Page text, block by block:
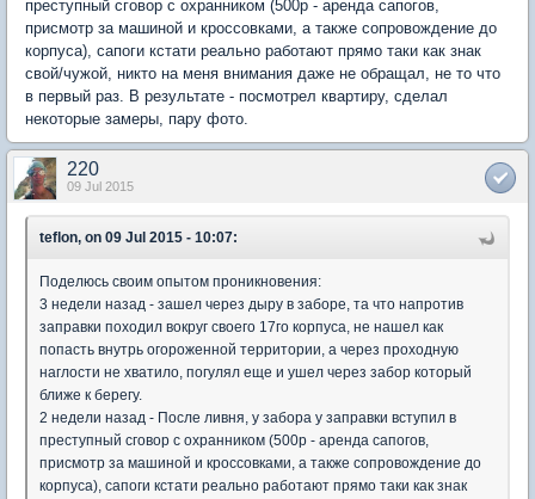
преступный сговор с охранником (500р - аренда сапогов,
присмотр за машиной и кроссовками, а также сопровождение до
корпуса), сапоги кстати реально работают прямо таки как знак
свой/чужой, никто на меня внимания даже не обращал, не то что
в первый раз. В результате - посмотрел квартиру, сделал
некоторые замеры, пару фото.
220
09 Jul 2015
teflon, on 09 Jul 2015 - 10:07:
Поделюсь своим опытом проникновения:
3 недели назад - зашел через дыру в заборе, та что напротив
заправки походил вокруг своего 17го корпуса, не нашел как
попасть внутрь огороженной территории, а через проходную
наглости не хватило, погулял еще и ушел через забор который
ближе к берегу.
2 недели назад - После ливня, у забора у заправки вступил в
преступный сговор с охранником (500р - аренда сапогов,
присмотр за машиной и кроссовками, а также сопровождение до
корпуса), сапоги кстати реально работают прямо таки как знак